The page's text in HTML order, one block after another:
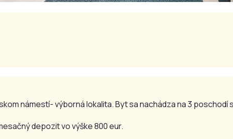
námestí- výborná lokalita. Byt sa nachádza na 3 poschodí
depozit vo výške 800 eur.